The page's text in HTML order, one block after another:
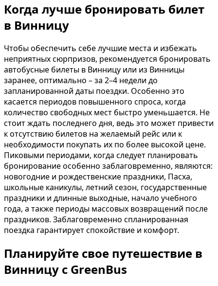
Когда лучше бронировать билет
в Винницу
Чтобы обеспечить себе лучшие места и избежать
неприятных сюрпризов, рекомендуется бронировать
автобусные билеты в Винницу или из Винницы
заранее, оптимально – за 2–4 недели до
запланированной даты поездки. Особенно это
касается периодов повышенного спроса, когда
количество свободных мест быстро уменьшается. Не
стоит ждать последнего дня, ведь это может привести
к отсутствию билетов на желаемый рейс или к
необходимости покупать их по более высокой цене.
Пиковыми периодами, когда следует планировать
бронирование особенно заблаговременно, являются:
новогодние и рождественские праздники, Пасха,
школьные каникулы, летний сезон, государственные
праздники и длинные выходные, начало учебного
года, а также периоды массовых возвращений после
праздников. Заблаговременно спланированная
поездка гарантирует спокойствие и комфорт.
Планируйте свое путешествие в
Винницу с GreenBus